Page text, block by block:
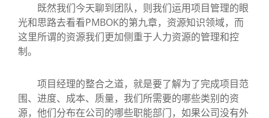
既然我们今天聊到团队，则我们运用项目管理的眼
光和思路去看看PMBOK的第九章，资源知识领域，而
这里所谓的资源我们更加侧重于人力资源的管理和控
制。
项目经理的整合之道，就是要了解为了完成项目范
围、进度、成本、质量，我们所需要的哪些类别的资
源，他们分布在公司的哪些职能部门，如果公司没有外